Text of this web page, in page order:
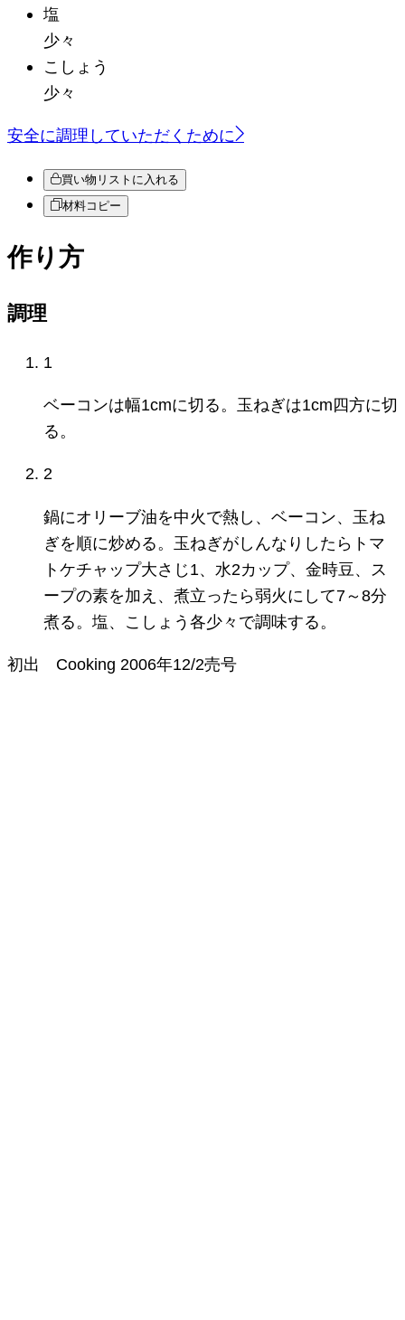
塩
少々
こしょう
少々
安全に調理していただくために
買い物リストに入れる
材料コピー
作り方
調理
1
ベーコンは幅1cmに切る。玉ねぎは1cm四方に切
る。
2
鍋にオリーブ油を中火で熱し、ベーコン、玉ね
ぎを順に炒める。玉ねぎがしんなりしたらトマ
トケチャップ大さじ1、水2カップ、金時豆、ス
ープの素を加え、煮立ったら弱火にして7～8分
煮る。塩、こしょう各少々で調味する。
初出 Cooking 2006年12/2売号